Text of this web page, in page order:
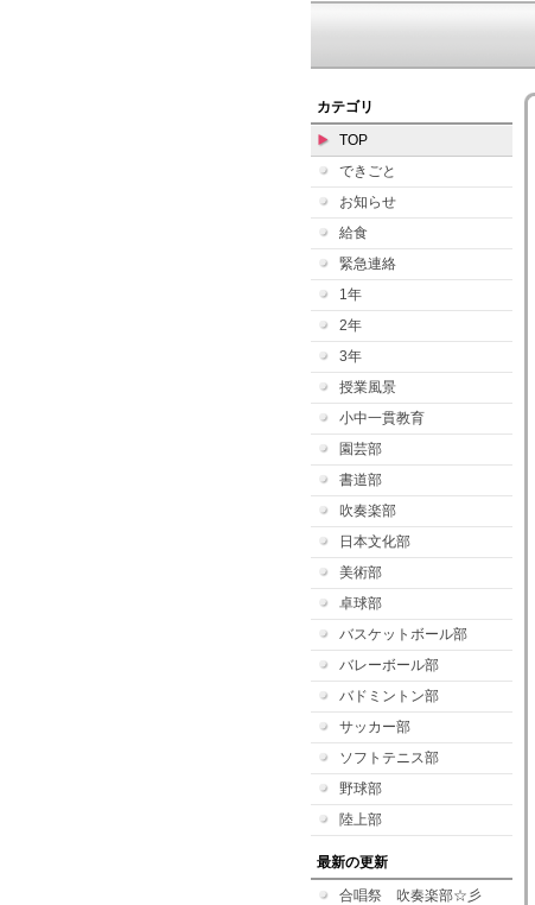
カテゴリ
TOP
できごと
お知らせ
給食
緊急連絡
1年
2年
3年
授業風景
小中一貫教育
園芸部
書道部
吹奏楽部
日本文化部
美術部
卓球部
バスケットボール部
バレーボール部
バドミントン部
サッカー部
ソフトテニス部
野球部
陸上部
最新の更新
合唱祭 吹奏楽部☆彡